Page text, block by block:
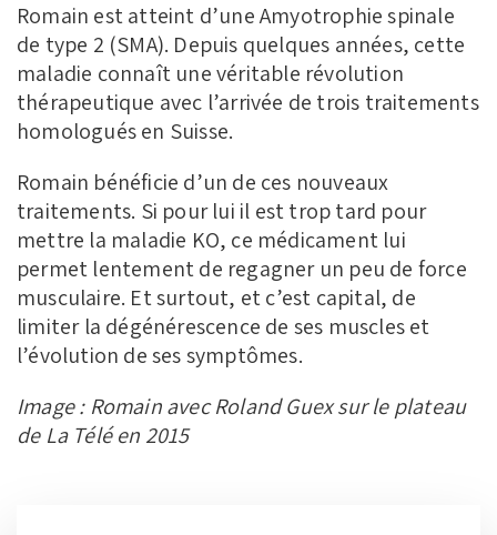
Romain est atteint d’une Amyotrophie spinale
de type 2 (SMA). Depuis quelques années, cette
maladie connaît une véritable révolution
thérapeutique avec l’arrivée de trois traitements
homologués en Suisse.
Romain bénéficie d’un de ces nouveaux
traitements. Si pour lui il est trop tard pour
mettre la maladie KO, ce médicament lui
permet lentement de regagner un peu de force
musculaire. Et surtout, et c’est capital, de
limiter la dégénérescence de ses muscles et
l’évolution de ses symptômes.
Image : Romain avec Roland Guex sur le plateau
de La Télé en 2015